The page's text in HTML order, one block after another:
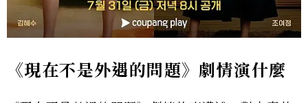
《現在不是外遇的問題》劇情演什麼